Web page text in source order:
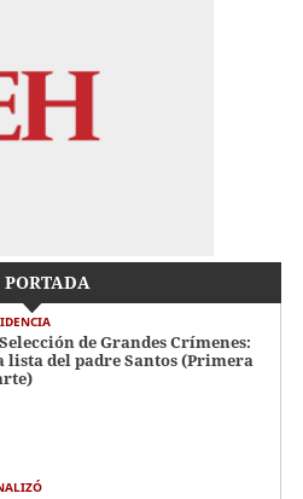
PORTADA
Selección de Grandes Crímenes:
lista del padre Santos (Primera